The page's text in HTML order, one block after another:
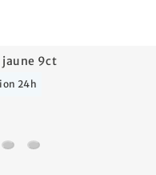
jaune 9ct
24h
9ct
rond - Or jaune 9ct
battue - Or jaune 9ct
gourmette - Or jaune
Chaine gourmette cheval
Chaine marine forçat